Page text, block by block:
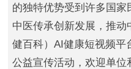
的独特优势受到许多国
中医传承创新发展，推
健百科）AI健康短视频平
公益宣传活动，欢迎单